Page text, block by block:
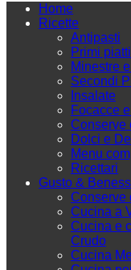
Home
Ricette
Antipasti
Primi piatti
Minestre
Secondi
Insalate
Focacce
Conserve
Dolci e
Menu
Ricettari
Gusto &
Conserve
Cucina a
Cucina e
Crudo
Cucina